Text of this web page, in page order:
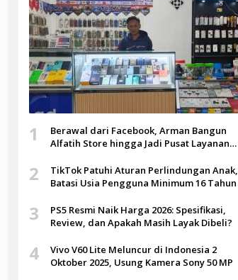
1
Berawal dari Facebook, Arman Bangun
Alfatih Store hingga Jadi Pusat Layanan
2
TikTok Patuhi Aturan Perlindungan Anak,
Batasi Usia Pengguna Minimum 16 Tahun
3
PS5 Resmi Naik Harga 2026: Spesifikasi,
Review, dan Apakah Masih Layak Dibeli?
4
Vivo V60 Lite Meluncur di Indonesia 2
Oktober 2025, Usung Kamera Sony 50 MP